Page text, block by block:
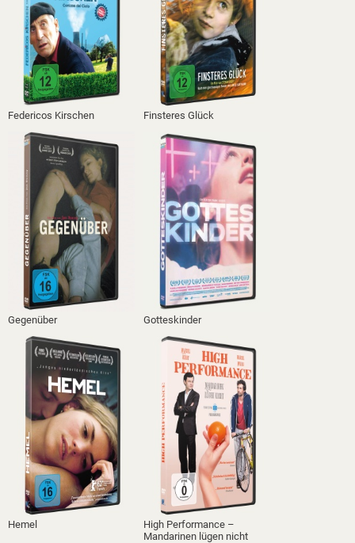
Federicos Kirschen Finsteres Glück
Gegenüber Gotteskinder
Hemel
High Performance –
Mandarinen lügen nicht